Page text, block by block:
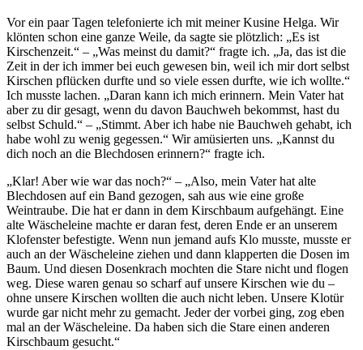
Vor ein paar Tagen telefonierte ich mit meiner Kusine Helga. Wir
klönten schon eine ganze Weile, da sagte sie plötzlich:
Es ist
Kirschenzeit.
– Was meinst du damit? fragte ich.
Ja, das ist die
Zeit in der ich immer bei euch gewesen bin, weil ich mir dort selbst
Kirschen pflücken durfte und so viele essen durfte, wie ich wollte.
Ich musste lachen.
Daran kann ich mich erinnern. Mein Vater hat
aber zu dir gesagt, wenn du davon Bauchweh bekommst, hast du
selbst Schuld.
–
Stimmt. Aber ich habe nie Bauchweh gehabt, ich
habe wohl zu wenig gegessen.
Wir amüsierten uns.
Kannst du
dich noch an die Blechdosen erinnern?
fragte ich.
Klar! Aber wie war das noch?
–
Also, mein Vater hat alte
Blechdosen auf ein Band gezogen, sah aus wie eine große
Weintraube. Die hat er dann in dem Kirschbaum aufgehängt. Eine
alte Wäscheleine machte er daran fest, deren Ende er an unserem
Klofenster befestigte. Wenn nun jemand aufs Klo musste, musste er
auch an der Wäscheleine ziehen und dann klapperten die Dosen im
Baum. Und diesen Dosenkrach mochten die Stare nicht und flogen
weg. Diese waren genau so scharf auf unsere Kirschen wie du –
ohne unsere Kirschen wollten die auch nicht leben. Unsere Klotür
wurde gar nicht mehr zu gemacht. Jeder der vorbei ging, zog eben
mal an der Wäscheleine. Da haben sich die Stare einen anderen
Kirschbaum gesucht.